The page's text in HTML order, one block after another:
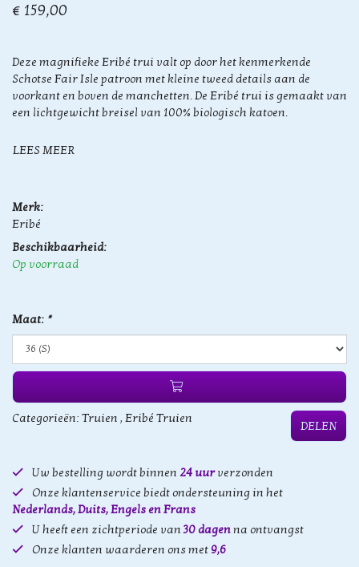
€ 159,00
Deze magnifieke Eribé trui valt op door het kenmerkende
Schotse Fair Isle patroon met kleine tweed details aan de
voorkant en boven de manchetten. De Eribé trui is gemaakt van
een lichtgewicht breisel van 100% biologisch katoen.
LEES MEER
Merk:
Eribé
Beschikbaarheid:
Op voorraad
Maat: *
Categorieën: Truien , Eribé Truien
DELEN
Uw bestelling wordt binnen 24 uurverzonden
Onze klantenservice biedt ondersteuning in het
Nederlands, Duits, Engels en Frans
U heeft een zichtperiode van30 dagenna ontvangst
Onze klanten waarderen ons met 9,6